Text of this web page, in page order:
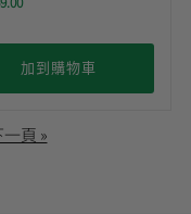
加到購物車
一頁 »